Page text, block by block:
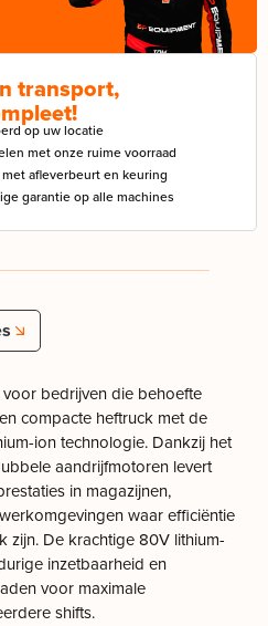
transport,
op uw locatie
met onze ruime voorraad
afleverbeurt en keuring
garantie op alle machines
bedrijven die behoefte
compacte heftruck met de
ion technologie. Dankzij het
aandrijfmotoren levert
in magazijnen,
waar efficiëntie
zijn. De krachtige 80V lithium-
inzetbaarheid en
voor maximale
shifts.